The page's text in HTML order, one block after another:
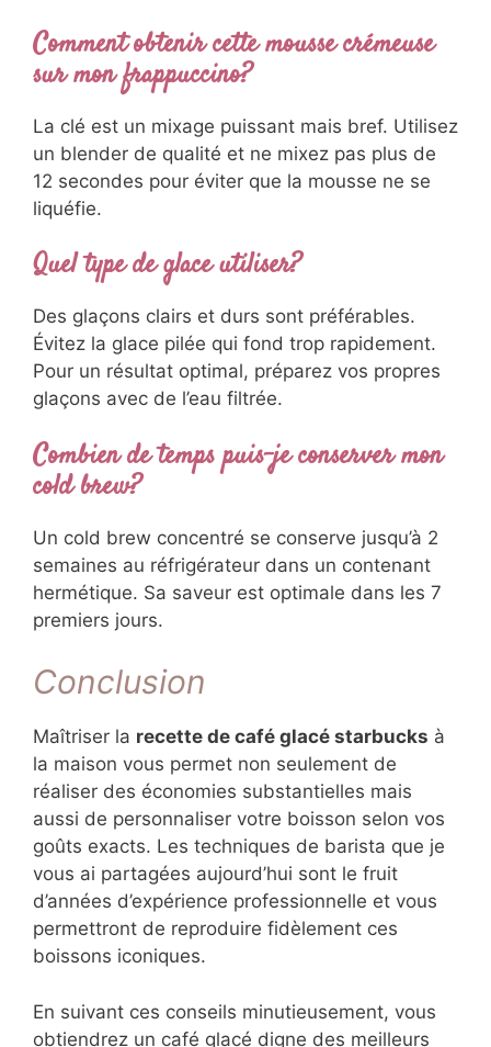
Comment obtenir cette mousse crémeuse
sur mon frappuccino?
La clé est un mixage puissant mais bref. Utilisez
un blender de qualité et ne mixez pas plus de
12 secondes pour éviter que la mousse ne se
liquéfie.
Quel type de glace utiliser?
Des glaçons clairs et durs sont préférables.
Évitez la glace pilée qui fond trop rapidement.
Pour un résultat optimal, préparez vos propres
glaçons avec de l’eau filtrée.
Combien de temps puis-je conserver mon
cold brew?
Un cold brew concentré se conserve jusqu’à 2
semaines au réfrigérateur dans un contenant
hermétique. Sa saveur est optimale dans les 7
premiers jours.
Conclusion
Maîtriser la recette de café glacé starbucks à
la maison vous permet non seulement de
réaliser des économies substantielles mais
aussi de personnaliser votre boisson selon vos
goûts exacts. Les techniques de barista que je
vous ai partagées aujourd’hui sont le fruit
d’années d’expérience professionnelle et vous
permettront de reproduire fidèlement ces
boissons iconiques.
En suivant ces conseils minutieusement, vous
obtiendrez un café glacé digne des meilleurs